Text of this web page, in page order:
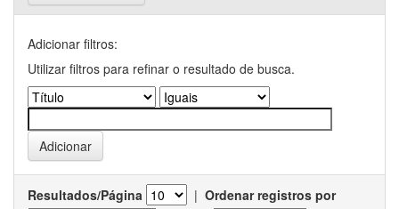
Adicionar filtros:
Utilizar filtros para refinar o resultado de busca.
Resultados/Página | Ordenar registros por